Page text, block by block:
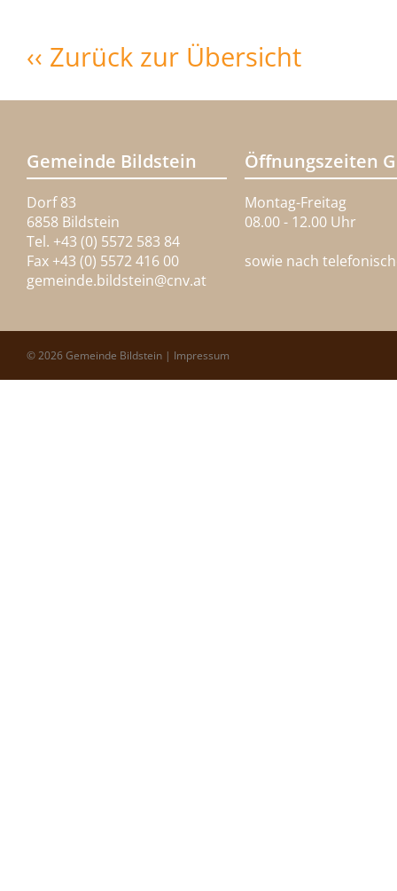
‹‹ Zurück zur Übersicht
Gemeinde Bildstein
Dorf 83
6858 Bildstein
Tel. +43 (0) 5572 583 84
Fax +43 (0) 5572 416 00
gemeinde.bildstein@cnv.at
Öffnungszeiten
Montag-Freitag
08.00 - 12.00 Uhr
sowie nach
© 2026 Gemeinde Bildstein | Impressum